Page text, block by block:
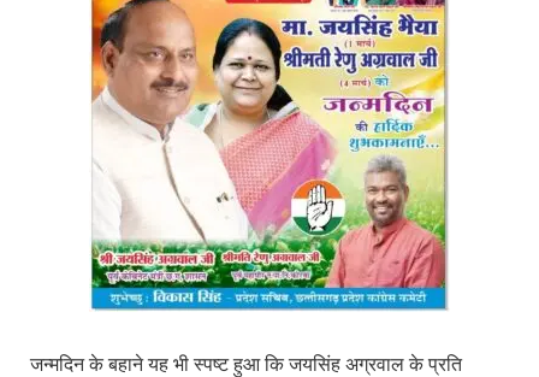
जन्मदिन के बहाने यह भी स्पष्ट हुआ कि जयसिंह अग्रवाल के प्रति